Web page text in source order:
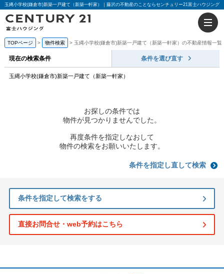
玉縄小学校(鎌倉市)新築一戸建て（新築一軒家）｜藤沢の不動産のことならセンチュリー21富士ハウジング
TOPページ 物件検索 玉縄小学校(鎌倉市)新築一戸建て（新築一軒家）の不動産情報一覧
現在の検索条件 条件を選び直す
玉縄小学校(鎌倉市)新築一戸建て（新築一軒家）
お探しの条件では
物件が見つかりませんでした。
再度条件を指定しなおして
物件の検索をお願いいたします。
条件を指定し直して検索
条件を指定して検索をする
直接お問合せ・web予約はこちら